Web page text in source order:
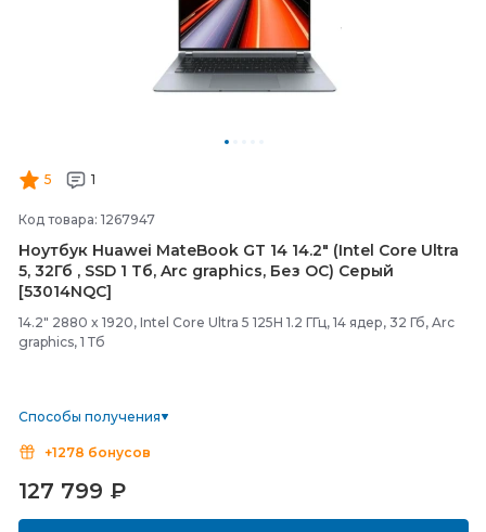
5 1
Код товара: 1267947
Ноутбук Huawei MateBook GT 14 14.2" (Intel Core Ultra
5, 32Гб , SSD 1 Тб, Arc graphics, Без ОС) Серый
[53014NQC]
14.2" 2880 x 1920, Intel Core Ultra 5 125H 1.2 ГГц, 14 ядер, 32 Гб, Arc
graphics, 1 Тб
Способы получения
+1278 бонусов
127 799 ₽